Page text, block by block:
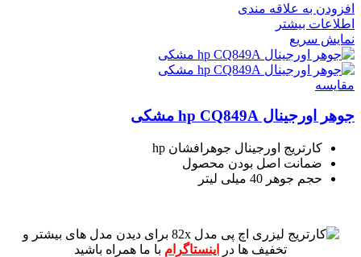
افزودن به علاقه مندی
اطلاعات بیشتر
نمایش سریع
مقايسه
جوهر اورجینال hp CQ849A مشکی
کارتریج اورجینال جوهرافشان hp
ضمانت اصل بودن محصول
حجم جوهر 40 میلی لیتر
برای دیدن مدل های بیشتر و
تخفیف ها در
اینستاگرام با ما همراه باشید